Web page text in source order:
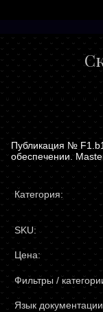
обеспечении.
Категория:
SKU:
Цена:
Фильтры /
Язык